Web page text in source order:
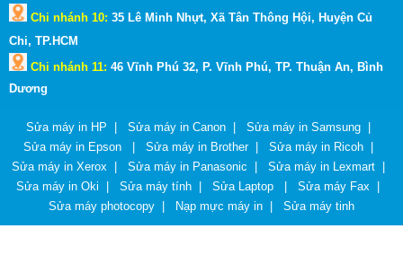
Chi nhánh 10: 35 Lê Minh Nhựt, Xã Tân Thông Hội, Huyện Củ
Chi, TP.HCM
Chi nhánh 11: 46 Vĩnh Phú 32, P. Vĩnh Phú, TP. Thuận An, Bình
Dương
Sửa máy in HP Sửa máy in Canon| Sửa máy in Samsung|
Sửa máy in Epson
Sửa máy in Brother| Sửa máy in Ricoh|
Sửa máy in Xerox
Sửa máy in Panasonic Sửa máy in Lexmart|
Sửa máy in Oki
Sửa máy tính Sửa Laptop Sửa máy Fax
Sửa máy photocopy
Nạp mực máy in Sửa máy tinh